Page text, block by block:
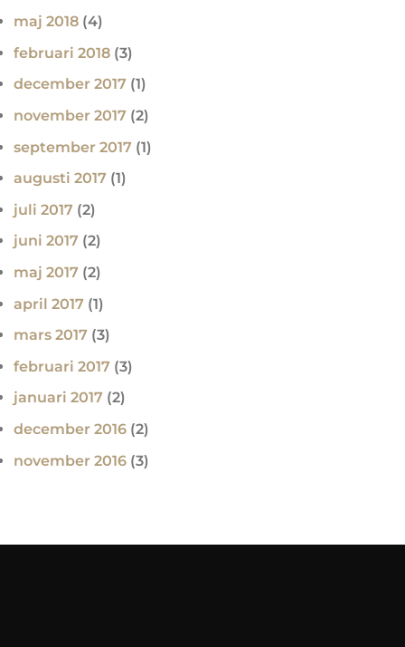
maj 2018 (4)
februari 2018 (3)
december 2017 (1)
november 2017 (2)
september 2017 (1)
augusti 2017 (1)
juli 2017 (2)
juni 2017 (2)
maj 2017 (2)
april 2017 (1)
mars 2017 (3)
februari 2017 (3)
januari 2017 (2)
december 2016 (2)
november 2016 (3)